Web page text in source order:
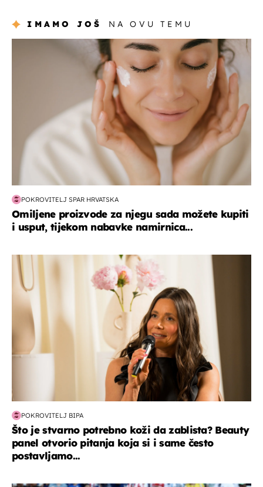
IMAMO JOŠ NA OVU TEMU
moda & ljepota
POKROVITELJ SPAR HRVATSKA
Omiljene proizvode za njegu sada možete kupiti
i usput, tijekom nabavke namirnica...
moda & ljepota
POKROVITELJ BIPA
Što je stvarno potrebno koži da zablista? Beauty
panel otvorio pitanja koja si i same često
postavljamo...